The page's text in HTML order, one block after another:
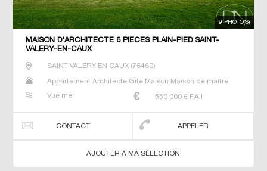
9 PHOTO(S)
MAISON D'ARCHITECTE 6 PIECES PLAIN-PIED SAINT-
VALERY-EN-CAUX
SAINT VALERY EN CAUX(76460)
Appartement Architecte Gîte Maison Maison de maitre
Vue mer
550 000 € F.A.I
CONTACT APPELER
AJOUTER A MA SÉLECTION